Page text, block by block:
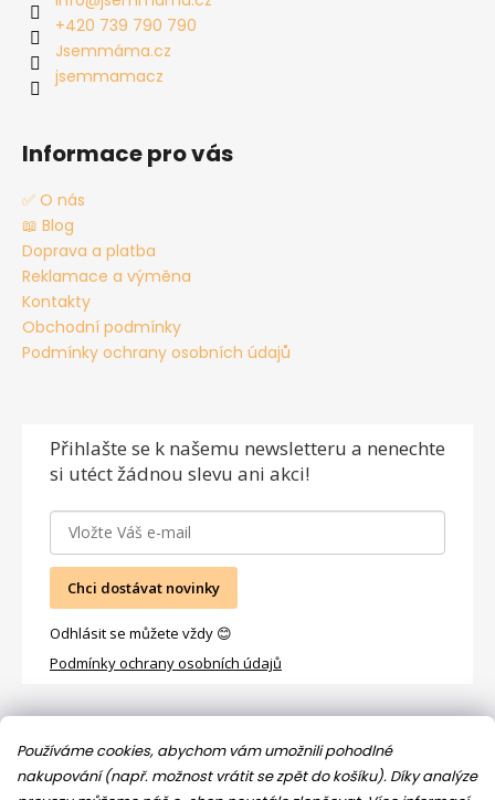
Používáme cookies, abychom vám umožnili pohodlné
nakupování (např. možnost vrátit se zpět do košíku). Díky analýze
+420 739 790 790
Jsemmáma.cz
jsemmamacz
Informace pro vás
✅ O nás
📖 Blog
Doprava a platba
Reklamace a výměna
Kontakty
Obchodní podmínky
Podmínky ochrany osobních údajů
Přihlašte se k našemu newsletteru a nenechte
si utéct žádnou slevu ani akci!
Chci dostávat novinky
Odhlásit se můžete vždy 😊
Podmínky ochrany osobních údajů
Facebook